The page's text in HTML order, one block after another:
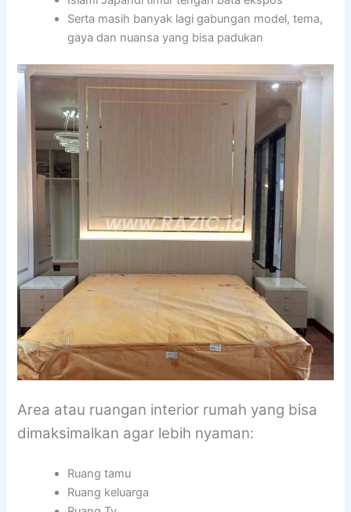
Serta masih banyak lagi gabungan model, tema,
gaya dan nuansa yang bisa padukan
Area atau ruangan interior rumah yang bisa
dimaksimalkan agar lebih nyaman:
Ruang tamu
Ruang keluarga